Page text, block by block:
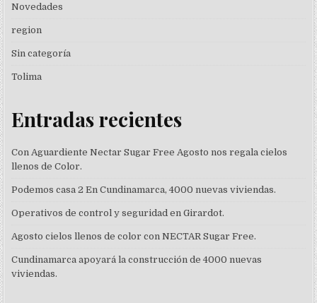
Novedades
region
Sin categoría
Tolima
Entradas recientes
Con Aguardiente Nectar Sugar Free Agosto nos regala cielos
llenos de Color.
Podemos casa 2 En Cundinamarca, 4000 nuevas viviendas.
Operativos de control y seguridad en Girardot.
Agosto cielos llenos de color con NECTAR Sugar Free.
Cundinamarca apoyará la construcción de 4000 nuevas
viviendas.